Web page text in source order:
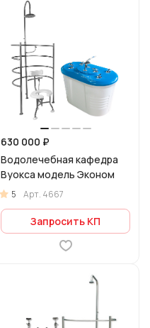
630 000 ₽
Водолечебная кафедра
Вуокса модель Эконом
5 Арт. 4667
Запросить КП